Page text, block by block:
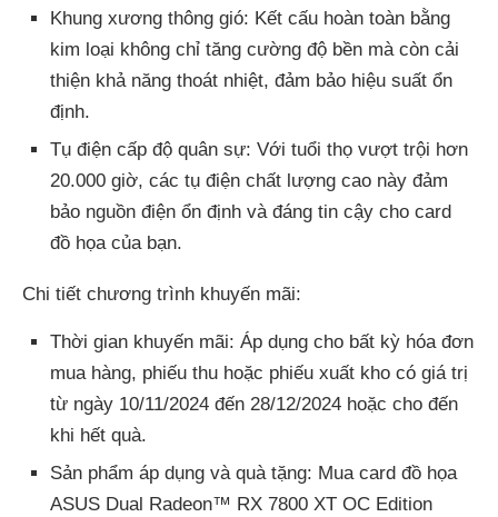
Khung xương thông gió: Kết cấu hoàn toàn bằng
kim loại không chỉ tăng cường độ bền mà còn cải
thiện khả năng thoát nhiệt, đảm bảo hiệu suất ổn
định.
Tụ điện cấp độ quân sự: Với tuổi thọ vượt trội hơn
20.000 giờ, các tụ điện chất lượng cao này đảm
bảo nguồn điện ổn định và đáng tin cậy cho card
đồ họa của bạn.
Chi tiết chương trình khuyến mãi:
Thời gian khuyến mãi: Áp dụng cho bất kỳ hóa đơn
mua hàng, phiếu thu hoặc phiếu xuất kho có giá trị
từ ngày 10/11/2024 đến 28/12/2024 hoặc cho đến
khi hết quà.
Sản phẩm áp dụng và quà tặng: Mua card đồ họa
ASUS Dual Radeon™ RX 7800 XT OC Edition